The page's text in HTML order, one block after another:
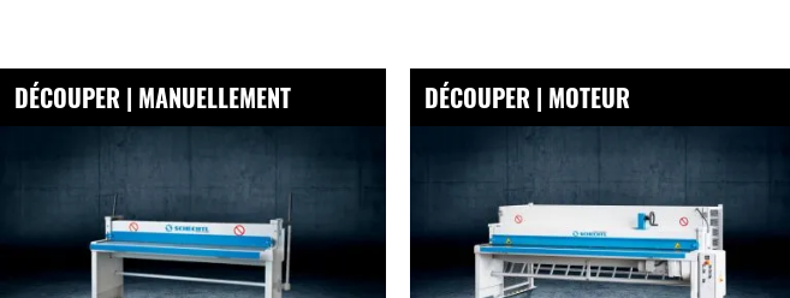
DÉCOUPER | MANUELLEMENT DÉCOUPER | MOTEUR